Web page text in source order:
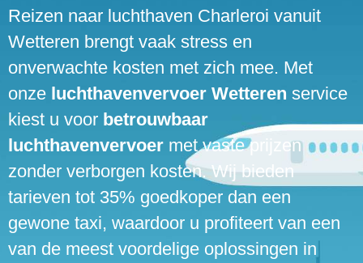
Reizen naar luchthaven Charleroi vanuit
Wetteren brengt vaak stress en
onverwachte kosten met zich mee. Met
onze luchthavenvervoer Wetteren service
kiest u voor betrouwbaar
luchthavenvervoer met vaste prijzen
zonder verborgen kosten. Wij bieden
tarieven tot 35% goedkoper dan een
gewone taxi, waardoor u profiteert van een
van de meest voordelige oplossingen in